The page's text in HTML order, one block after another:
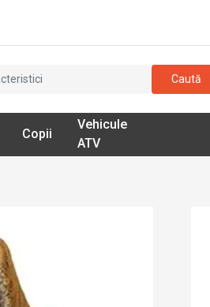
Caută
Copii
Vehicule
ATV